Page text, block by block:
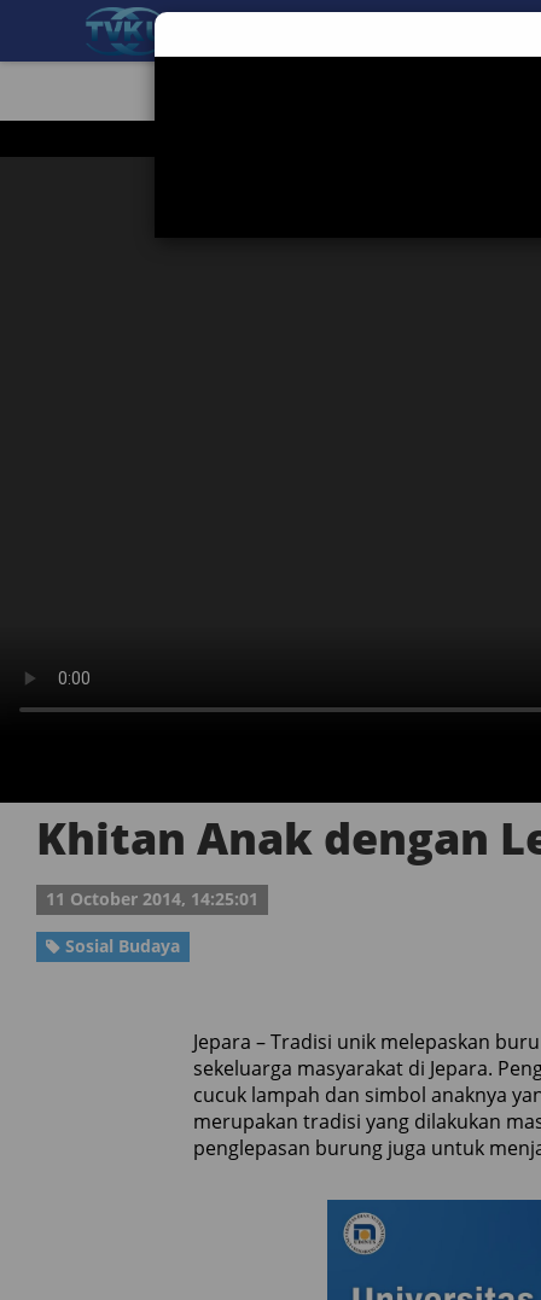
Khitan Anak dengan
11 October 2014, 14:25:01
Sosial Budaya
Jepara – Tradisi unik melepaskan
sekeluarga masyarakat di Jepara.
cucuk lampah dan simbol anaknya
merupakan tradisi yang dilakukan
penglepasan burung juga untuk